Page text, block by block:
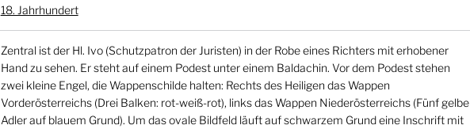
18. Jahrhundert
Zentral ist der Hl. Ivo (Schutzpatron der Juristen) in der Robe eines Richters mit erhobener
Hand zu sehen. Er steht auf einem Podest unter einem Baldachin. Vor dem Podest stehen
zwei kleine Engel, die Wappenschilde halten: Rechts des Heiligen das Wappen
Vorderösterreichs (Drei Balken: rot-weiß-rot), links das Wappen Niederösterreichs (Fünf gelbe
Adler auf blauem Grund). Um das ovale Bildfeld läuft auf schwarzem Grund eine Inschrift mit